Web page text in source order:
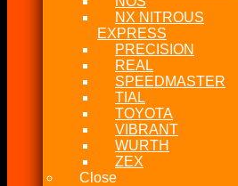
NX NITROUS
EXPRESS
PRECISION
REAL
SPEEDMASTER
TIAL
TOYOTA
VIBRANT
WURTH
ZEX
Close